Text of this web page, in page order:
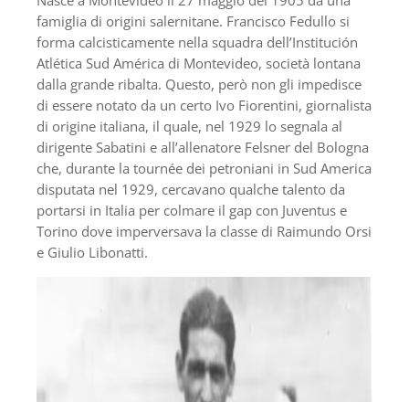
famiglia di origini salernitane. Francisco Fedullo si
forma calcisticamente nella squadra dell’Institución
Atlética Sud América di Montevideo, società lontana
dalla grande ribalta. Questo, però non gli impedisce
di essere notato da un certo Ivo Fiorentini, giornalista
di origine italiana, il quale, nel 1929 lo segnala al
dirigente Sabatini e all’allenatore Felsner del Bologna
che, durante la tournée dei petroniani in Sud America
disputata nel 1929, cercavano qualche talento da
portarsi in Italia per colmare il gap con Juventus e
Torino dove imperversava la classe di Raimundo Orsi
e Giulio Libonatti.